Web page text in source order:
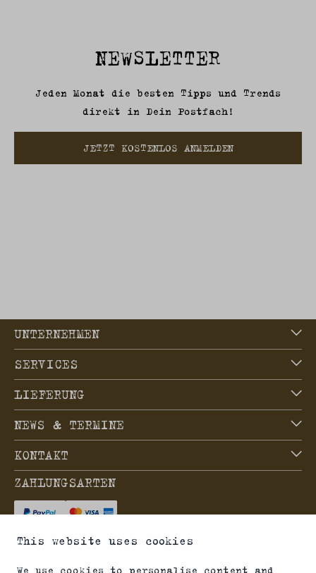
This website uses cookies
NEWSLETTER
Jeden Monat die besten Tipps und Trends
direkt in Dein Postfach!
JETZT KOSTENLOS ANMELDEN
UNTERNEHMEN
SERVICES
LIEFERUNG
NEWS & TERMINE
KONTAKT
ZAHLUNGSARTEN